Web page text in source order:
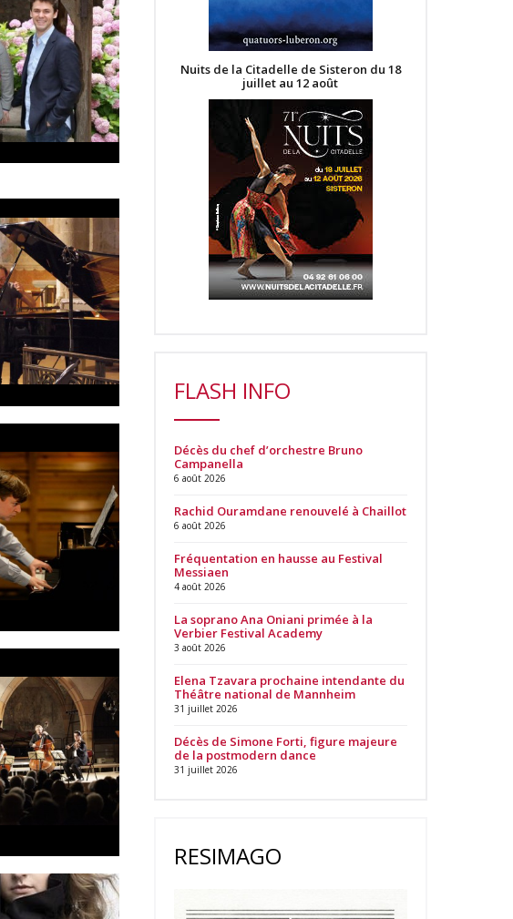
Nuits de la Citadelle de Sisteron du 18
juillet au 12 août
FLASH INFO
Décès du chef d’orchestre Bruno
Campanella
6 août 2026
Rachid Ouramdane renouvelé à Chaillot
6 août 2026
Fréquentation en hausse au Festival
Messiaen
4 août 2026
La soprano Ana Oniani primée à la
Verbier Festival Academy
3 août 2026
Elena Tzavara prochaine intendante du
Théâtre national de Mannheim
31 juillet 2026
Décès de Simone Forti, figure majeure
de la postmodern dance
31 juillet 2026
RESIMAGO